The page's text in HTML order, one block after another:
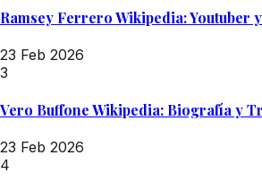
Ramsey Ferrero Wikipedia: Youtuber
23 Feb 2026
3
Vero Buffone Wikipedia: Biografía y
23 Feb 2026
4